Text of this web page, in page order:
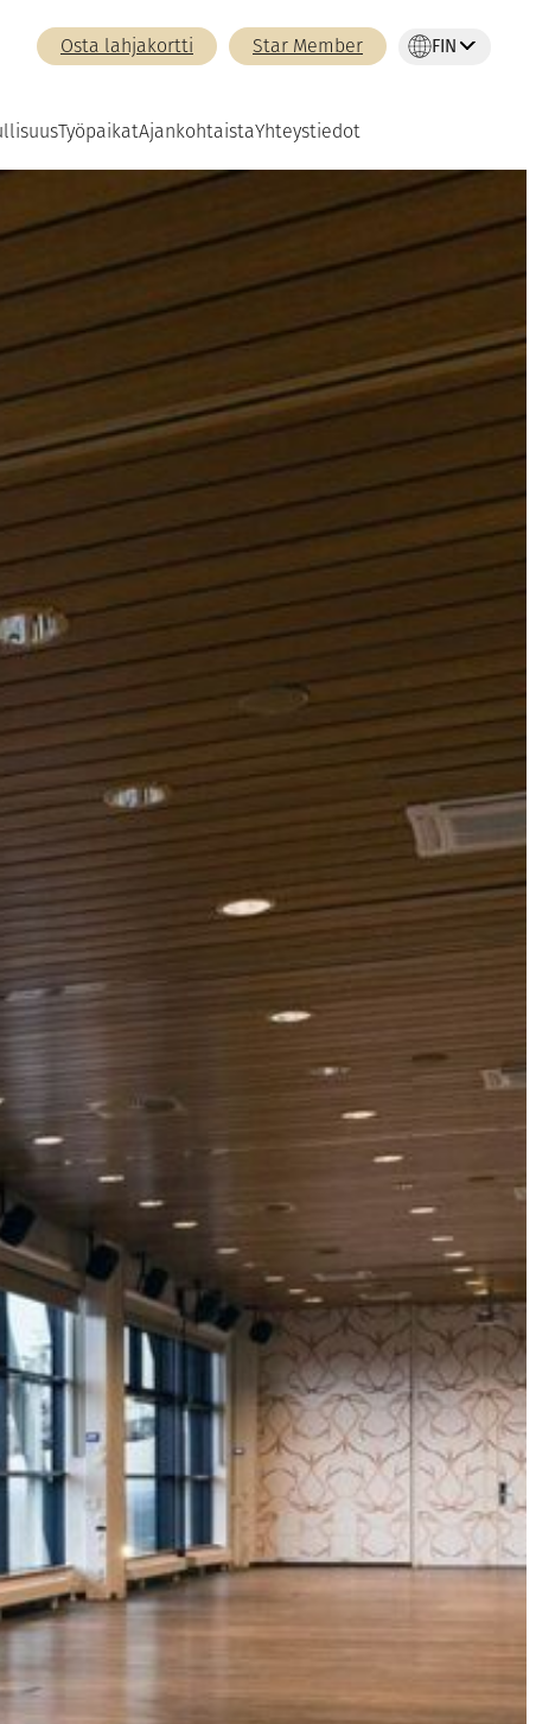
Osta lahjakortti Star Member FIN
TyöpaikatAjankohtaistaYhteystiedot